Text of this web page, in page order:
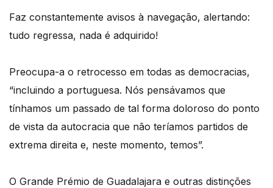
Faz constantemente avisos à navegação, alertando:
tudo regressa, nada é adquirido!
Preocupa-a o retrocesso em todas as democracias,
“incluindo a portuguesa. Nós pensávamos que
tínhamos um passado de tal forma doloroso do ponto
de vista da autocracia que não teríamos partidos de
extrema direita e, neste momento, temos”.
O Grande Prémio de Guadalajara e outras distinções